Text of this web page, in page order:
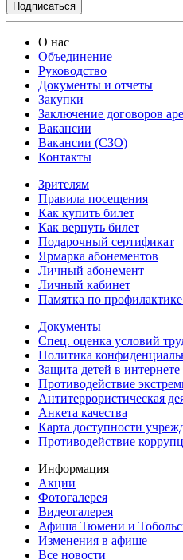
О нас
Объединение
Руководство
Документы и отчеты
Закупки
Заключение договоров
Вакансии
Вакансии (СЗО)
Контакты
Зрителям
Правила посещения
Как купить билет
Как вернуть билет
Подарочный сертификат
Ярмарка абонементов
Личный абонемент
Личный кабинет
Памятка по
Документы
Спец. оценка условий
Политика
Защита детей в интернете
Противодействие
Антитеррористическая
Анкета качества
Карта доступности
Противодействие
Информация
Акции
Фотогалерея
Видеогалерея
Афиша Тюмени и
Изменения в афише
Все новости